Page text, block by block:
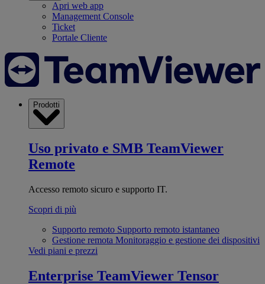
Apri web app
Management Console
Ticket
Portale Cliente
Prodotti
Uso privato e SMB TeamViewer
Remote
Accesso remoto sicuro e supporto IT.
Scopri di più
Supporto remoto Supporto remoto istantaneo
Gestione remota Monitoraggio e gestione dei dispositivi
Vedi piani e prezzi
Enterprise TeamViewer Tensor